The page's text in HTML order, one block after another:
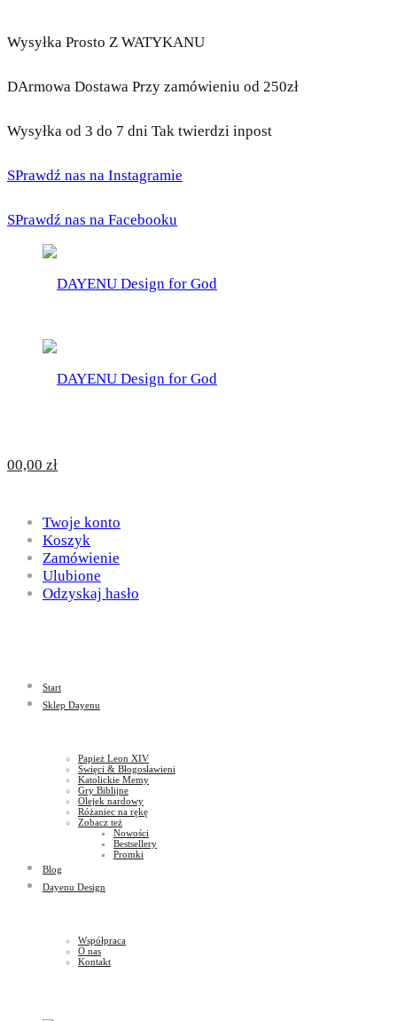
Wysyłka Prosto Z WATYKANU
DArmowa Dostawa Przy zamówieniu od 250zł
Wysyłka od 3 do 7 dni Tak twierdzi inpost
SPrawdź nas na Instagramie
SPrawdź nas na Facebooku
for
God
DAYENU
Design
God
00,00 zł
Twoje konto
Koszyk
Zamówienie
Ulubione
Odzyskaj hasło
Start
Sklep Dayenu
Papież Leon XIV
Święci & Błogosławieni
Katolickie Memy
Gry Biblijne
Olejek nardowy
Różaniec na rękę
Zobacz też
Nowości
Bestsellery
Promki
Blog
Dayenu Design
Współpraca
O nas
Kontakt